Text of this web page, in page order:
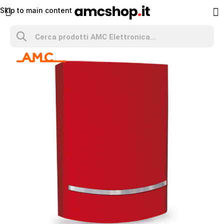
Skip to main content